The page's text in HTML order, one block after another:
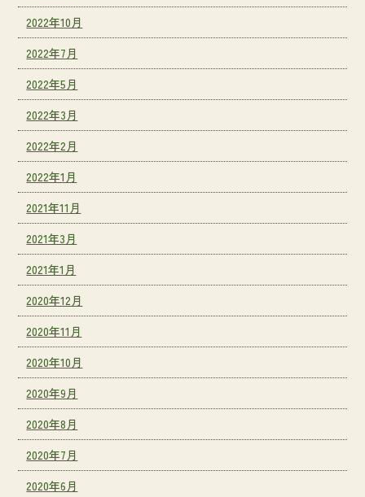
2022年10月
2022年7月
2022年5月
2022年3月
2022年2月
2022年1月
2021年11月
2021年3月
2021年1月
2020年12月
2020年11月
2020年10月
2020年9月
2020年8月
2020年7月
2020年6月